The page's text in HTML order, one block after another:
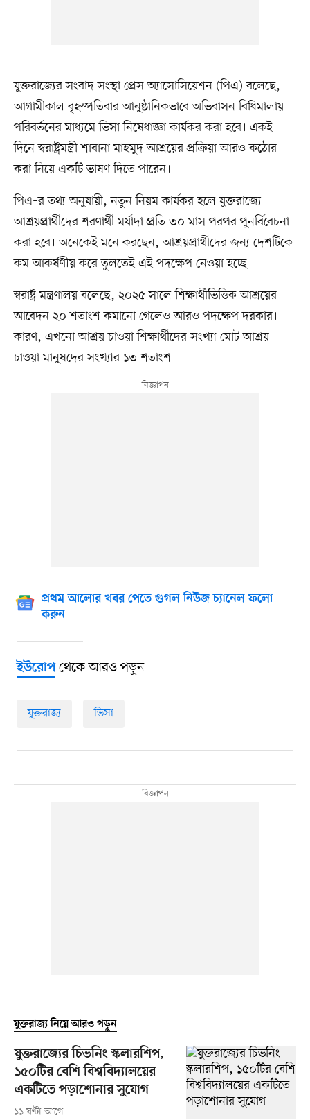
যুক্তরাজ্যের সংবাদ সংস্থা প্রেস অ্যাসোসিয়েশন (পিএ) বলেছে,
আগামীকাল বৃহস্পতিবার আনুষ্ঠানিকভাবে অভিবাসন বিধিমালায়
পরিবর্তনের মাধ্যমে ভিসা নিষেধাজ্ঞা কার্যকর করা হবে। একই
দিনে স্বরাষ্ট্রমন্ত্রী শাবানা মাহমুদ আশ্রয়ের প্রক্রিয়া আরও কঠোর
করা নিয়ে একটি ভাষণ দিতে পারেন।
পিএ–র তথ্য অনুযায়ী, নতুন নিয়ম কার্যকর হলে যুক্তরাজ্যে
আশ্রয়প্রার্থীদের শরণার্থী মর্যাদা প্রতি ৩০ মাস পরপর পুনর্বিবেচনা
করা হবে। অনেকেই মনে করছেন, আশ্রয়প্রার্থীদের জন্য দেশটিকে
কম আকর্ষণীয় করে তুলতেই এই পদক্ষেপ নেওয়া হচ্ছে।
স্বরাষ্ট্র মন্ত্রণালয় বলেছে, ২০২৫ সালে শিক্ষার্থীভিত্তিক আশ্রয়ের
আবেদন ২০ শতাংশ কমানো গেলেও আরও পদক্ষেপ দরকার।
কারণ, এখনো আশ্রয় চাওয়া শিক্ষার্থীদের সংখ্যা মোট আশ্রয়
চাওয়া মানুষদের সংখ্যার ১৩ শতাংশ।
প্রথম আলোর খবর পেতে গুগল নিউজ চ্যানেল ফলো
করুন
ইউরোপথেকে আরও পড়ুন
যুক্তরাজ্য ভিসা
যুক্তরাজ্য নিয়ে আরও পড়ুন
যুক্তরাজ্যের চিভনিং স্কলারশিপ,
১৫০টির বেশি বিশ্ববিদ্যালয়ের
একটিতে পড়াশোনার সুযোগ
১১ ঘণ্টা আগে